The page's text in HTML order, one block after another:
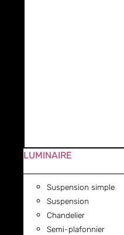
LUMINAIRE
Suspension simple
Suspension
Chandelier
Semi-plafonnier